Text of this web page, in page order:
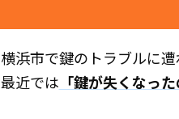
横浜市で鍵のトラブルに
最近では 「鍵が失くなっ